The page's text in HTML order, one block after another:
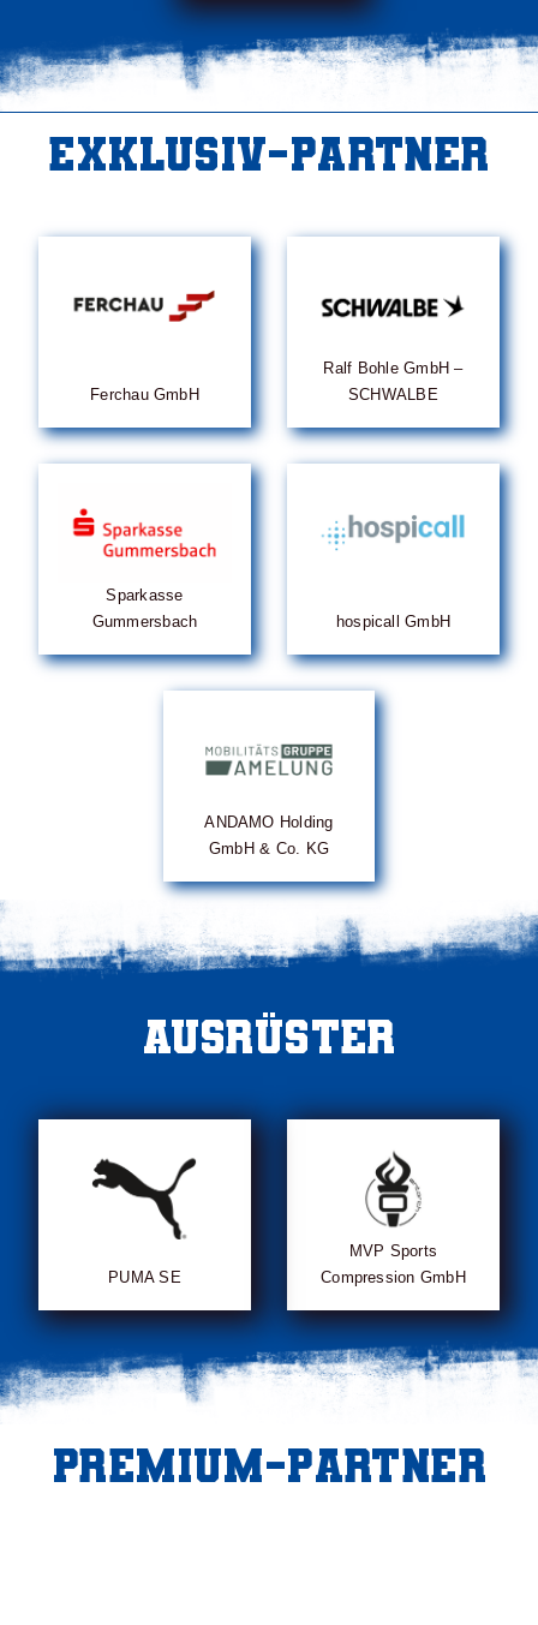
Exklusiv-Partner
Ferchau GmbH
Ralf Bohle GmbH –
SCHWALBE
Sparkasse
Gummersbach
hospicall GmbH
ANDAMO Holding
GmbH & Co. KG
Ausrüster
PUMA SE
MVP Sports
Compression GmbH
Premium-Partner